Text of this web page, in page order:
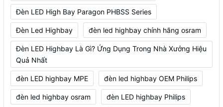
Đèn LED High Bay Paragon PHBSS Series
Đèn Led Highbay đèn led highbay chính hãng osram
Đèn LED Highbay Là Gì? Ứng Dụng Trong Nhà Xưởng Hiệu
Quả Nhất
đèn LED highbay MPE đèn led highbay OEM Philips
đèn led highbay osram đèn LED highbay Philips